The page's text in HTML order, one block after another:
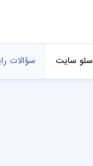
سئو سایت سؤالات